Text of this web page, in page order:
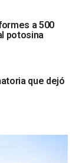
a 500
potosina
que dejó